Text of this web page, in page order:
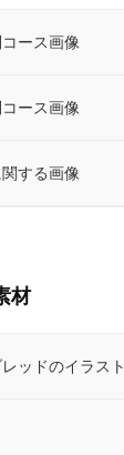
ース画像
ース画像
する画像
材
ッドのイラスト